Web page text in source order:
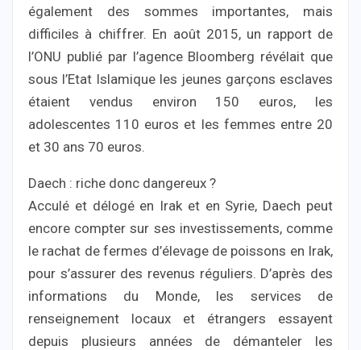
également des sommes importantes, mais
difficiles à chiffrer. En août 2015, un rapport de
l’ONU publié par l’agence Bloomberg révélait que
sous l’Etat Islamique les jeunes garçons esclaves
étaient vendus environ 150 euros, les
adolescentes 110 euros et les femmes entre 20
et 30 ans 70 euros.
Daech : riche donc dangereux ?
Acculé et délogé en Irak et en Syrie, Daech peut
encore compter sur ses investissements, comme
le rachat de fermes d’élevage de poissons en Irak,
pour s’assurer des revenus réguliers. D’après des
informations du Monde, les services de
renseignement locaux et étrangers essayent
depuis plusieurs années de démanteler les